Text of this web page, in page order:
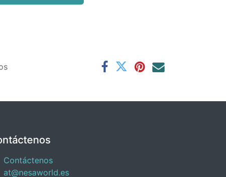
Contáctenos
at@nesaworld.es